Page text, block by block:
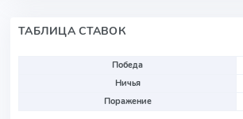
ТАБЛИЦА СТАВОК
Победа
Ничья
Поражение